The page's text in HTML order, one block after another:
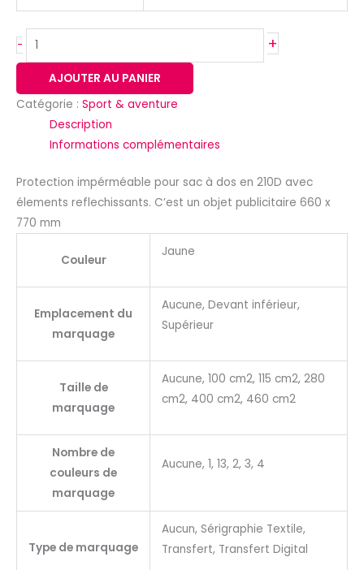
- +
AJOUTER AU PANIER
Catégorie : Sport & aventure
Description
Informations complémentaires
Protection impérméable pour sac à dos en 210D avec
élements reflechissants. C’est un objet publicitaire 660 x
770 mm
Couleur
Jaune
Emplacement du
marquage
Aucune, Devant inférieur,
Supérieur
Taille de
marquage
Aucune, 100 cm2, 115 cm2, 280
cm2, 400 cm2, 460 cm2
Nombre de
couleurs de
marquage
Aucune, 1, 13, 2, 3, 4
Type de marquage
Aucun, Sérigraphie Textile,
Transfert, Transfert Digital